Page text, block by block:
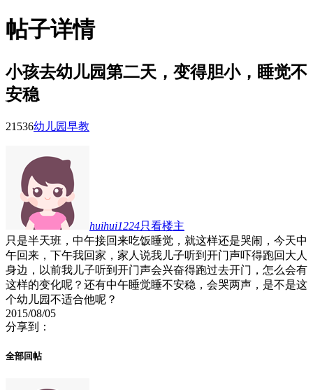
帖子详情
小孩去幼儿园第二天，变得胆小，睡觉不
安稳
21536幼儿园早教
huihui1224只看楼主
只是半天班，中午接回来吃饭睡觉，就这样还是哭闹，今天中
午回来，下午我回家，家人说我儿子听到开门声吓得跑回大人
身边，以前我儿子听到开门声会兴奋得跑过去开门，怎么会有
这样的变化呢？还有中午睡觉睡不安稳，会哭两声，是不是这
个幼儿园不适合他呢？
2015/08/05
分享到：
全部回帖